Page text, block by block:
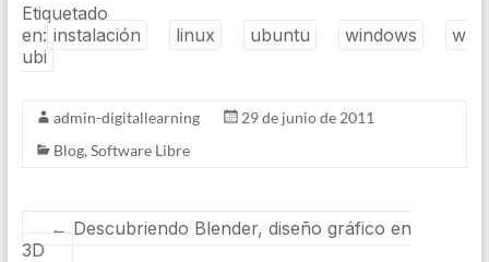
Etiquetado
en: instalación linux ubuntu windows
w
ubi
admin-digitallearning
29 de junio de 2011
Blog, Software Libre
← Descubriendo Blender, diseño gráfico en
3D